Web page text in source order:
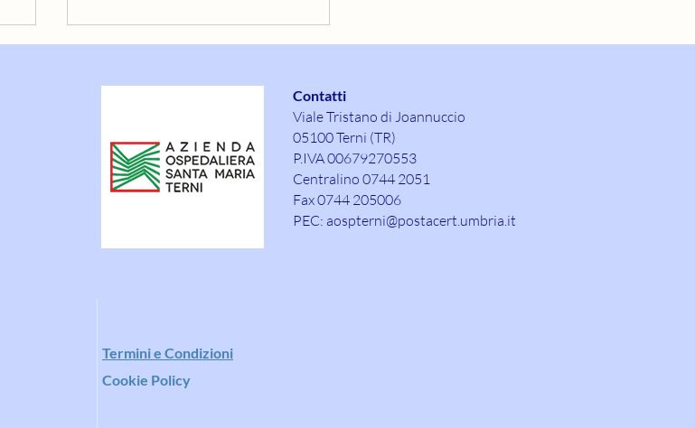
Contatti
Viale Tristano di Joannuccio
05100 Terni (TR)
P.IVA 00679270553
Centralino 0744 2051
Fax 0744 205006
PEC: aospterni@postacert.umbria.it
Termini e Condizioni
Cookie Policy